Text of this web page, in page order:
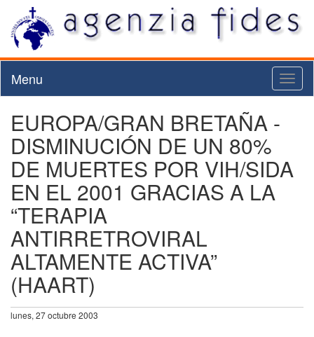
Menu
EUROPA/GRAN BRETAÑA -
DISMINUCIÓN DE UN 80%
DE MUERTES POR VIH/SIDA
EN EL 2001 GRACIAS A LA
“TERAPIA
ANTIRRETROVIRAL
ALTAMENTE ACTIVA”
(HAART)
lunes, 27 octubre 2003